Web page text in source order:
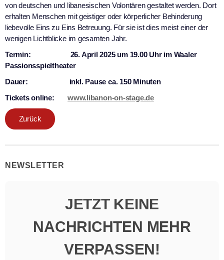
von deutschen und libanesischen Volontären gestaltet werden. Dort
erhalten Menschen mit geistiger oder körperlicher Behinderung
liebevolle Eins zu Eins Betreuung. Für sie ist dies meist einer der
wenigen Lichtblicke im gesamten Jahr.
Termin: 26. April 2025 um 19.00 Uhr im Waaler
Passionsspieltheater
Dauer: inkl. Pause ca. 150 Minuten
Tickets online:www.libanon-on-stage.de
Zurück
NEWSLETTER
JETZT KEINE
NACHRICHTEN MEHR
VERPASSEN!